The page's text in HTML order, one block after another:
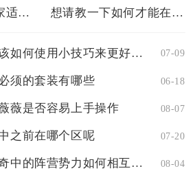
少年三国志新人玩家适合使用哪种弓手阵容 想请教一下如何才能在影之刃3中得到冷却套
在暗区突围中应该如何使用小技巧来更好地出金 07-09
须的套装有哪些 06-18
薇是否容易上手操作 08-07
之前在哪个区呢 07-20
少年三国志零穷奇中的阵营势力如何相互影响 08-04